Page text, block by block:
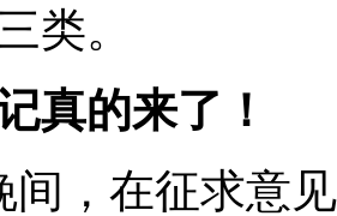
类。
真的来了！
间，在征求意